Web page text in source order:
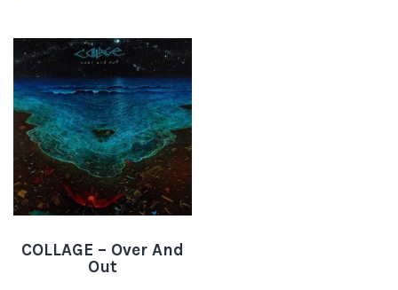
COLLAGE – Over And
Out